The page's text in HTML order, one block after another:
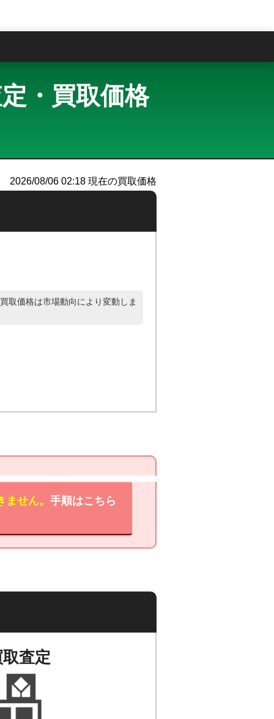
・買取価格
2026/08/06 02:18 現在の買取価格
取価格は市場動向により変動しま
せん。 手順はこちら
査定